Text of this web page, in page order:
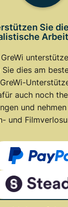
Sie
Sie dies am
auch noch
und
und